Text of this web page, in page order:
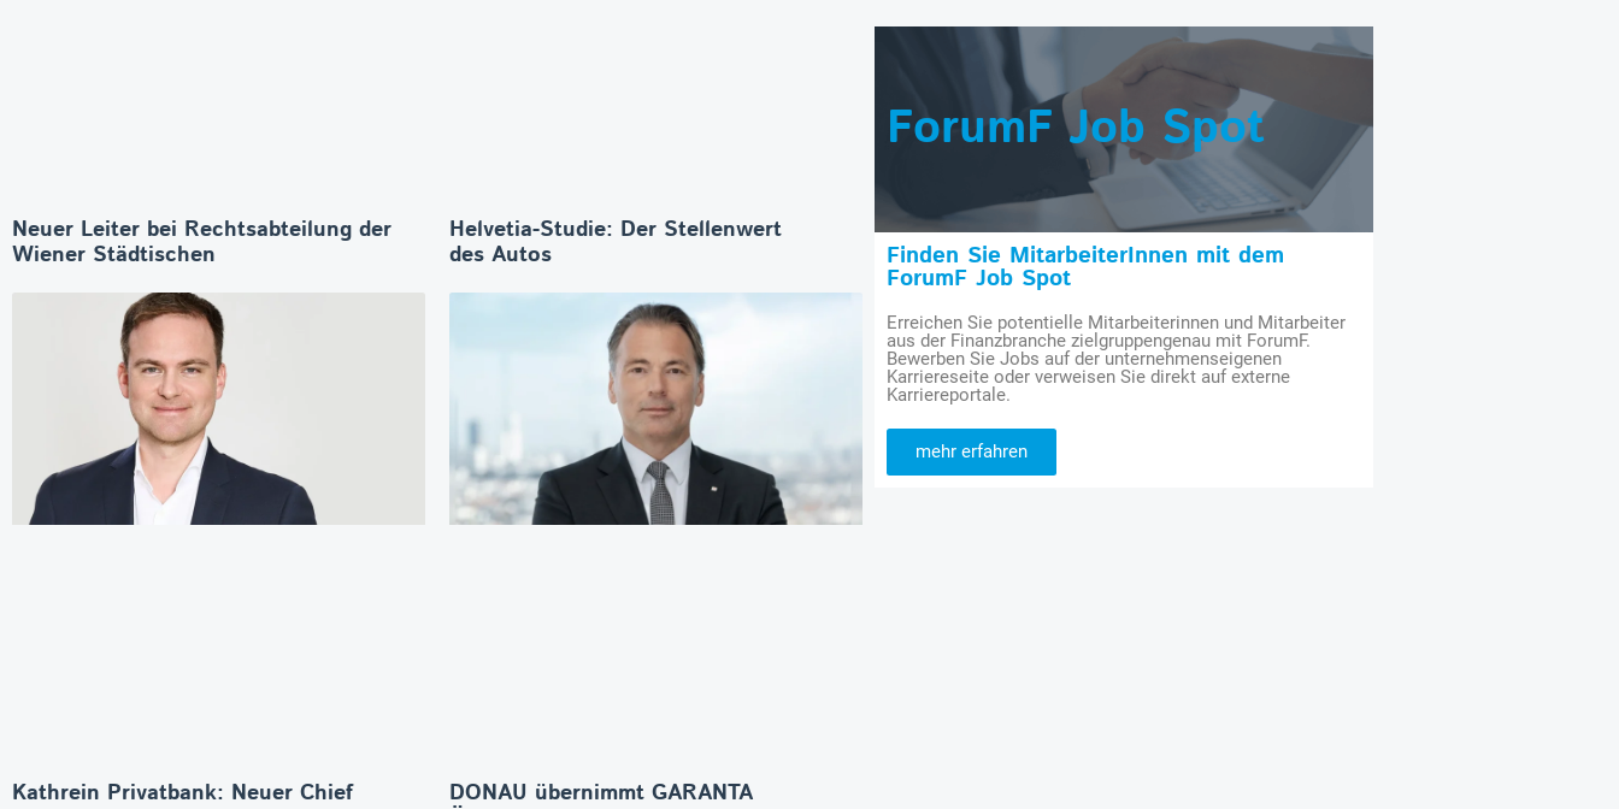
Neuer Leiter bei Rechtsabteilung der
Wiener Städtischen
Helvetia-Studie: Der Stellenwert
des Autos
Kathrein Privatbank: Neuer Chief
DONAU übernimmt GARANTA
ForumF Job Spot
Finden Sie MitarbeiterInnen mit dem
ForumF Job Spot
Erreichen Sie potentielle Mitarbeiterinnen und Mitarbeiter
aus der Finanzbranche zielgruppengenau mit ForumF.
Bewerben Sie Jobs auf der unternehmenseigenen
Karriereseite oder verweisen Sie direkt auf externe
Karriereportale.
mehr erfahren